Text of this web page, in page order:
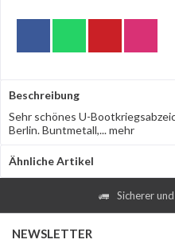
Beschreibung
Sehr schönes U-
Berlin. Buntmetall,...mehr
Ähnliche Artikel
Sicherer
NEWSLETTER